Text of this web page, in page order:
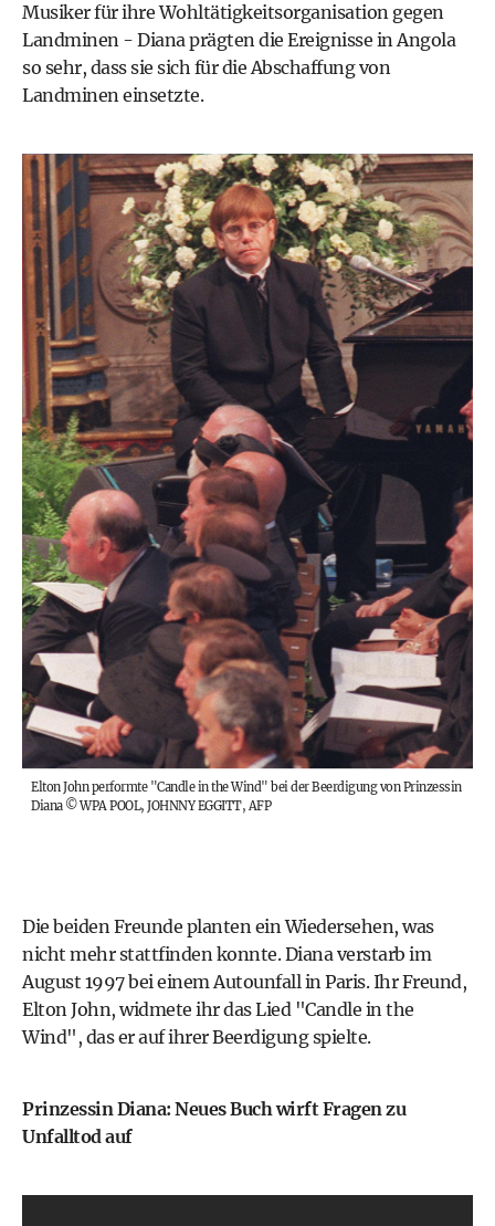
Musiker für ihre Wohltätigkeitsorganisation gegen
Landminen - Diana prägten die Ereignisse in Angola
so sehr, dass sie sich für die Abschaffung von
Landminen einsetzte.
Elton John performte "Candle in the Wind" bei der Beerdigung von Prinzessin
Diana©WPA POOL, JOHNNY EGGITT, AFP
Die beiden Freunde planten ein Wiedersehen, was
nicht mehr stattfinden konnte.Diana verstarb im
August 1997 bei einem Autounfall in Paris. Ihr Freund,
Elton John, widmete ihr das Lied "Candle in the
Wind", das er auf ihrer Beerdigung spielte.
Prinzessin Diana: Neues Buch wirft Fragen zu
Unfalltod auf